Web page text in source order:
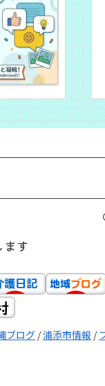
す
ブログ /浦添市情報 /